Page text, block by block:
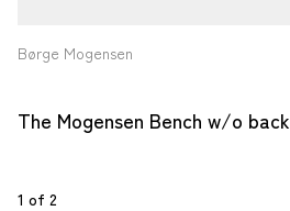
Børge Mogensen
1 of 2